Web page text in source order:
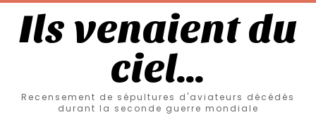
Ils venaient du
ciel…
Recensement de sépultures d'aviateurs décédés
durant la seconde guerre mondiale